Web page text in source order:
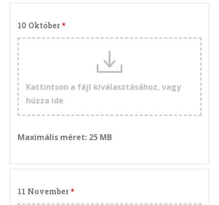
10 Október
Kattintson a fájl kiválasztásához, vagy
húzza ide
Maximális méret: 25 MB
11 November